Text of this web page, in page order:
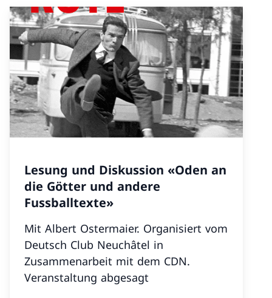
Lesung und Diskussion «Oden an
die Götter und andere
Fussballtexte»
Mit Albert Ostermaier. Organisiert vom
Deutsch Club Neuchâtel in
Zusammenarbeit mit dem CDN.
Veranstaltung abgesagt